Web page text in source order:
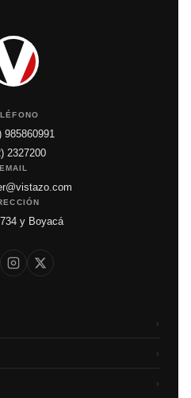
985860991
2327200
EMAIL
y Boyacá
›
›
›